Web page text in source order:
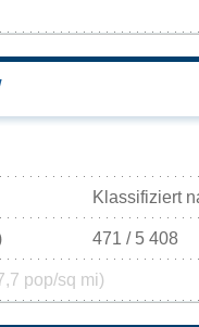
Klassifiziert
471 / 5 408
pop/sq mi)